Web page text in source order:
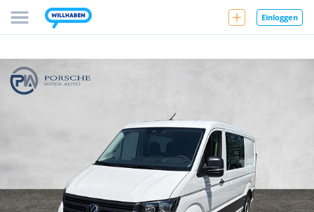
Einloggen